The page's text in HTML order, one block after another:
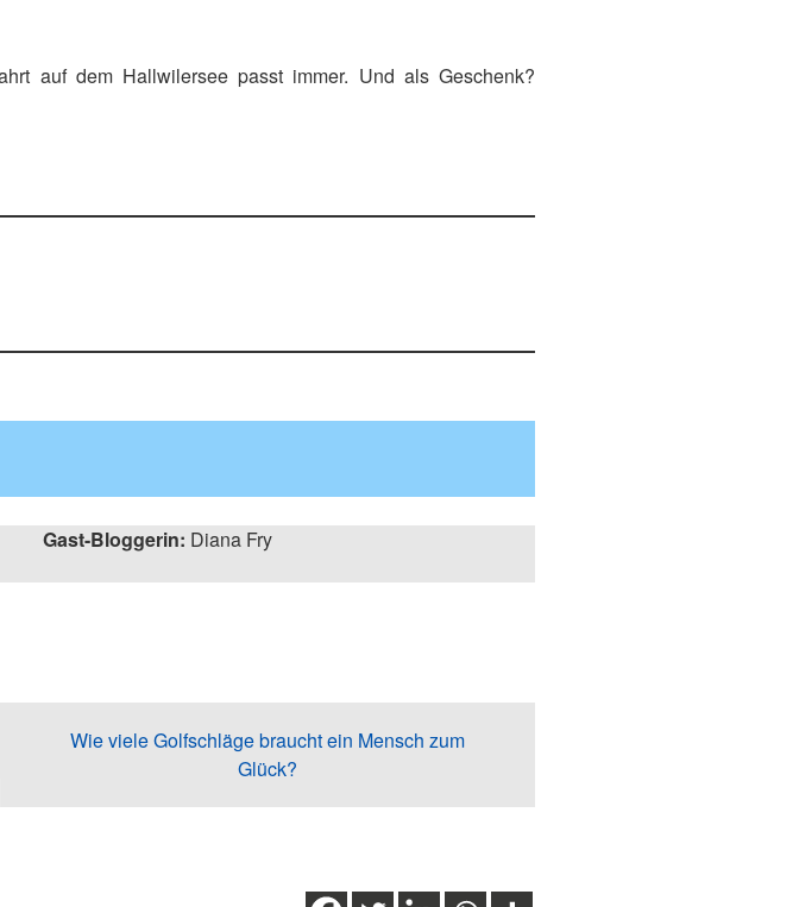
auf dem Hallwilersee passt immer. Und als Geschenk?
Gast-Bloggerin: Diana Fry
Wie viele Golfschläge braucht ein Mensch zum
Glück?